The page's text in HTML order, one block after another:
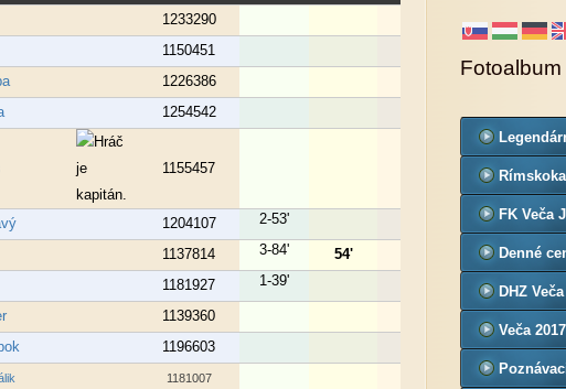
1233290
1150451
1226386
1254542
1155457
1204107 2-53'
1137814 3-84'
54'
1181927 1-39'
1139360
1196603
1181007
Fotoalbum
Corgoň
farnosť
FK Veča
Denné
č.3
DHZ Veča
Veča 2017